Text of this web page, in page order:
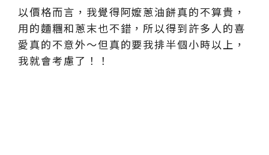
以價格而言，我覺得阿嬤蔥油餅真的不算貴，
用的麵糰和蔥末也不錯，所以得到許多人的喜
愛真的不意外～但真的要我排半個小時以上，
我就會考慮了！！